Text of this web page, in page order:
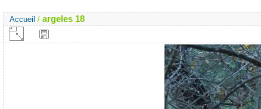
Accueil / argeles 18